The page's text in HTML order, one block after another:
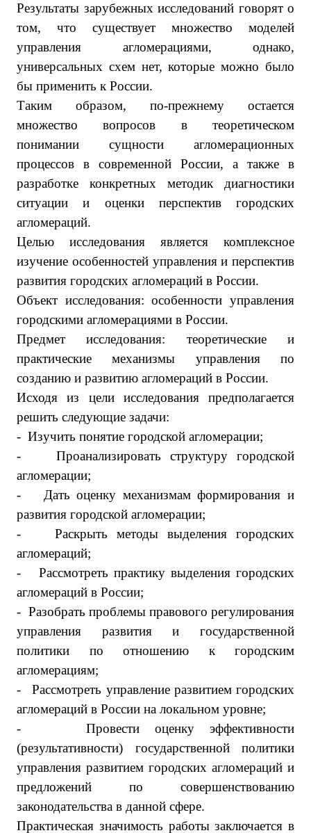
Результаты зарубежных исследований говорят о
том, что существует множество моделей
управления агломерациями, однако,
универсальных схем нет, которые можно было
бы применить к России.
Таким образом, по-прежнему остается
множество вопросов в теоретическом
понимании сущности агломерационных
процессов в современной России, а также в
разработке конкретных методик диагностики
ситуации и оценки перспектив городских
агломераций.
Целью исследования является комплексное
изучение особенностей управления и перспектив
развития городских агломераций в России.
Объект исследования: особенности управления
городскими агломерациями в России.
Предмет исследования: теоретические и
практические механизмы управления по
созданию и развитию агломераций в России.
Исходя из цели исследования предполагается
решить следующие задачи:
- Изучить понятие городской агломерации;
-
Проанализировать структуру городской
агломерации;
-
Дать оценку механизмам формирования и
развития городской агломерации;
-
Раскрыть методы выделения городских
агломераций;
-
Рассмотреть практику выделения городских
агломераций в России;
- Разобрать проблемы правового регулирования
управления развития и государственной
политики по отношению к городским
агломерациям;
-
Рассмотреть управление развитием городских
агломераций в России на локальном уровне;
-
Провести оценку эффективности
(результативности) государственной политики
управления развитием городских агломераций и
предложений по совершенствованию
законодательства в данной сфере.
Практическая значимость работы заключается в